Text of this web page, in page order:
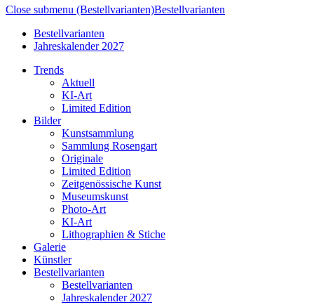
Close submenu (Bestellvarianten)Bestellvarianten
Bestellvarianten
Jahreskalender 2027
Trends
Aktuell
KI-Art
Limited Edition
Bilder
Kunstsammlung
Sammlung Rosengart
Originale
Limited Edition
Zeitgenössische Kunst
Museumskunst
Photo-Art
KI-Art
Lithographien & Stiche
Galerie
Künstler
Bestellvarianten
Bestellvarianten
Jahreskalender 2027